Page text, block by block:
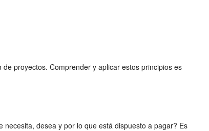
proyectos. Comprender y aplicar estos principios es
desea y por lo que está dispuesto a pagar? Es